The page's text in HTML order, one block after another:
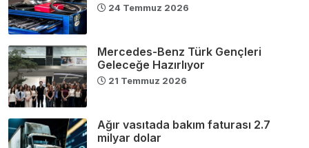
24 Temmuz 2026
Mercedes-Benz Türk Gençleri
Geleceğe Hazırlıyor
21 Temmuz 2026
Ağır vasıtada bakım faturası 2.7
milyar dolar